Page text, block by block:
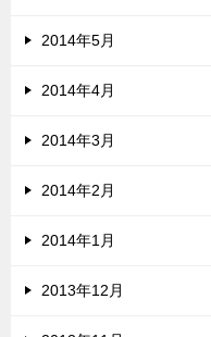
2014年5月
2014年4月
2014年3月
2014年2月
2014年1月
2013年12月